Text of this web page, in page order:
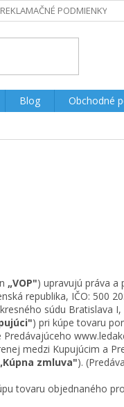
REKLAMAČNÉ PODMIENKY
Blog
Obchodné
„VOP") upravujú práva a
republika, IČO: 500
súdu Bratislava
) pri kúpe tovaru
medzi Kupujúcim a
zmluva").
tovaru objednaného